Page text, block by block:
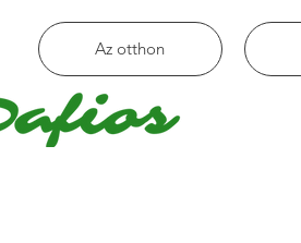
Az otthon